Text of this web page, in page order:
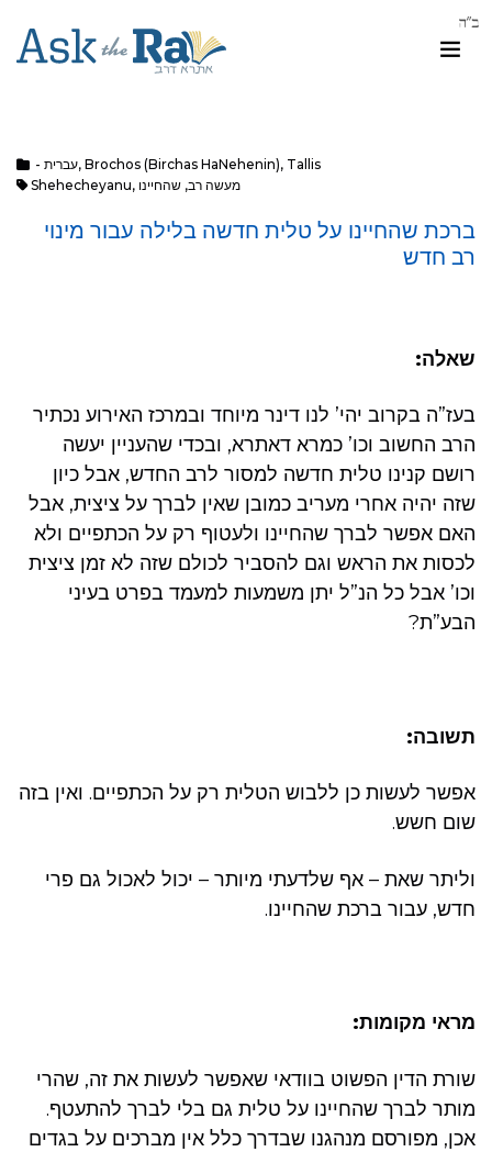
- עברית, Brochos (Birchas HaNehenin), Tallis
Shehecheyanu, מעשה רב, שהחיינו
ברכת שהחיינו על טלית חדשה בלילה עבור מינוי
רב חדש
שאלה:
בעז”ה בקרוב יהי’ לנו דינר מיוחד ובמרכז האירוע נכתיר
הרב החשוב וכו’ כמרא דאתרא, ובכדי שהעניין יעשה
רושם קנינו טלית חדשה למסור לרב החדש, אבל כיון
שזה יהיה אחרי מעריב כמובן שאין לברך על ציצית, אבל
האם אפשר לברך שהחיינו ולעטוף רק על הכתפיים ולא
לכסות את הראש וגם להסביר לכולם שזה לא זמן ציצית
וכו’ אבל כל הנ”ל יתן משמעות למעמד בפרט בעיני
הבע”ת?
תשובה:
אפשר לעשות כן ללבוש הטלית רק על הכתפיים. ואין בזה
שום חשש.
וליתר שאת – אף שלדעתי מיותר – יכול לאכול גם פרי
חדש, עבור ברכת שהחיינו.
מראי מקומות:
שורת הדין הפשוט בוודאי שאפשר לעשות את זה, שהרי
מותר לברך שהחיינו על טלית גם בלי לברך להתעטף.
אכן, מפורסם מנהגנו שבדרך כלל אין מברכים על בגדים